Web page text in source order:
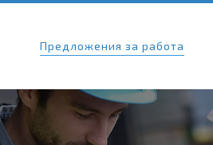
Предложения за работа